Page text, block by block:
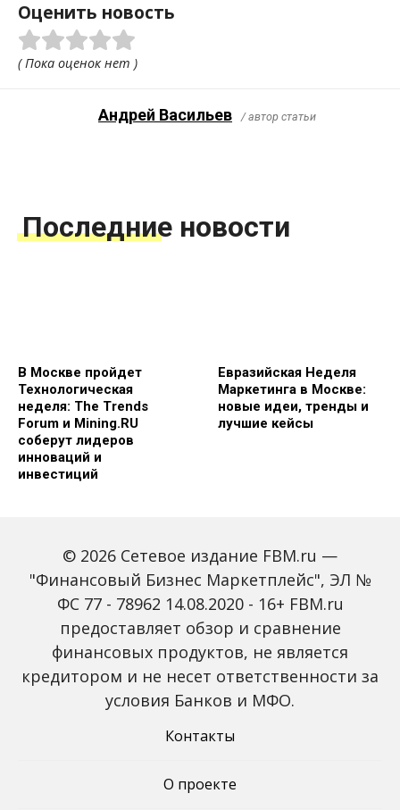
Оценить новость
( Пока оценок нет )
Андрей Васильев / автор статьи
Последние новости
В Москве пройдет
Технологическая
неделя: The Trends
Forum и Mining.RU
соберут лидеров
инноваций и
инвестиций
Евразийская Неделя
Маркетинга в Москве:
новые идеи, тренды и
лучшие кейсы
Global Tech Forum: как
ИИ меняет бизнес и
открывает новые
4.0 меняет правила
игры в медиаиндустрии
© 2026 Сетевое издание FBM.ru —
"Финансовый Бизнес Маркетплейс", ЭЛ №
ФС 77 - 78962 14.08.2020 - 16+ FBM.ru
предоставляет обзор и сравнение
финансовых продуктов, не является
кредитором и не несет ответственности за
условия Банков и МФО.
Контакты
О проекте